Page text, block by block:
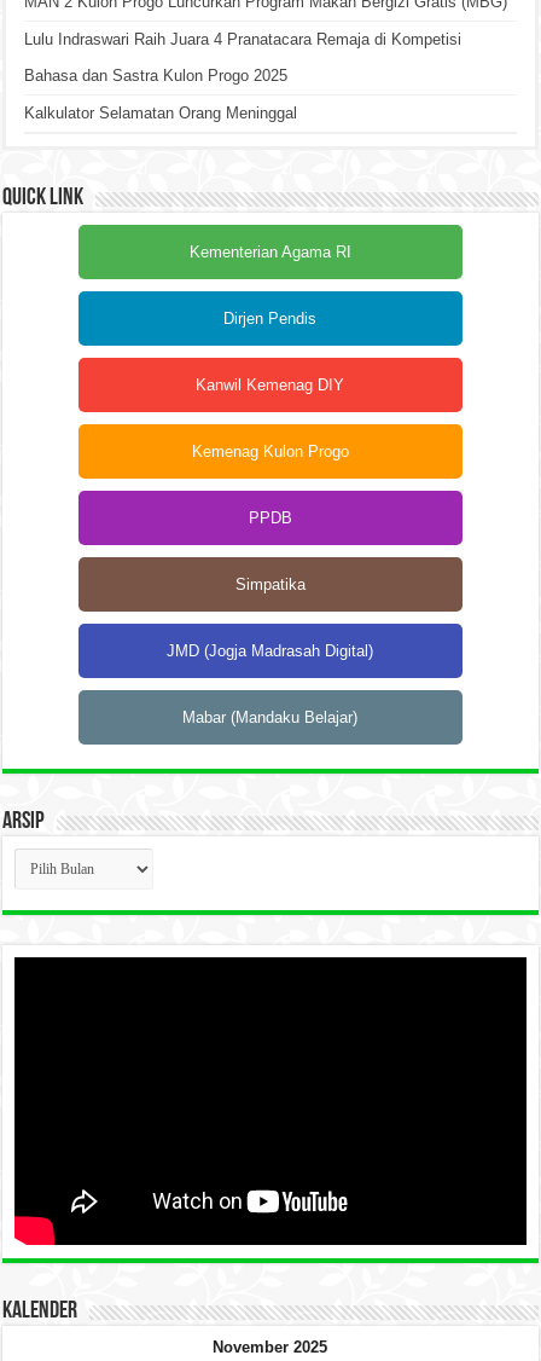
Lulu Indraswari Raih Juara 4 Pranatacara Remaja di Kompetisi
Bahasa dan Sastra Kulon Progo 2025
Kalkulator Selamatan Orang Meninggal
Quick Link
Kementerian Agama RI
Dirjen Pendis
Kanwil Kemenag DIY
Kemenag Kulon Progo
PPDB
Simpatika
JMD (Jogja Madrasah Digital)
Mabar (Mandaku Belajar)
Arsip
Arsip
Kalender
November 2025